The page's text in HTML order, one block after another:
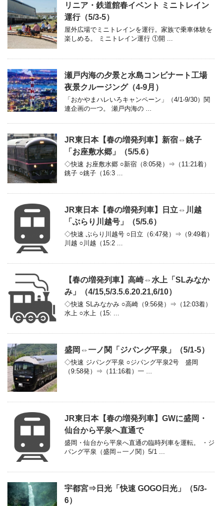
リニア・鉄道館春イベント ミニトレイン
運行（5/3-5）
屋外広場でミニトレインを運行。家族で乗車体験を
楽しめる。 ミニトレイン運行 ①開 ...
瀬戸内海の夕景と水島コンビナート工場
夜景クルージング（4-9月）
「おかやまハレいろキャンペーン」（4/1-9/30）関
連企画の一つ。 瀬戸内海の ...
JR東日本【春の増発列車】新宿⇔銚子
「お座敷水郷」（5/5.6）
◇快速 お座敷水郷 ○新宿（8:05発）⇒（11:21着）
銚子 ○銚子（16:3 ...
JR東日本【春の増発列車】日立⇔川越
「ぶらり川越号」（5/5.6）
◇快速 ぶらり川越号 ○日立（6:47発）⇒（9:49着）
川越 ○川越（15:2 ...
【春の増発列車】高崎⇔水上「SLみなか
み」（4/15,5/3.5.6.20.21,6/10）
◇快速 SLみなかみ ○高崎（9:56発）⇒（12:03着）
水上 ○水上（15: ...
盛岡⇔一ノ関「ジパング平泉」（5/1-5）
◇快速 ジパング平泉 ○ジパング平泉2号 盛岡
（9:58発）⇒（11:16着）一 ...
JR東日本【春の増発列車】GWに盛岡・
仙台から平泉へ直通で
盛岡・仙台から平泉へ直通の臨時列車を運転。 ・ジ
パング平泉（盛岡⇔一ノ関）5/1 ...
宇都宮⇒日光「快速 GOGO日光」（5/3-
6）